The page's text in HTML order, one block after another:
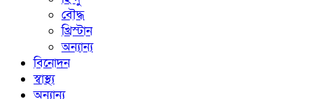
বৌদ্ধ
খ্রিস্টান
অন্যান্য
বিনোদন
স্বাস্থ্য
অন্যান্য